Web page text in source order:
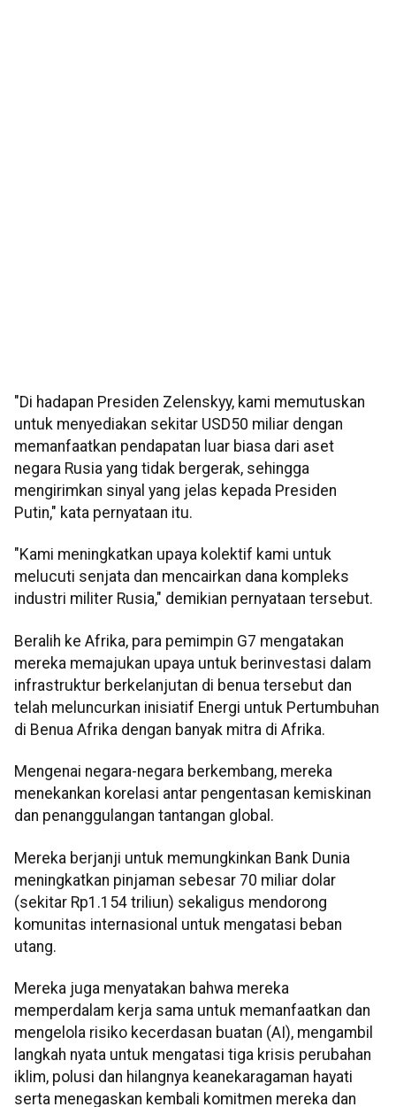
"Di hadapan Presiden Zelenskyy, kami memutuskan
untuk menyediakan sekitar USD50 miliar dengan
memanfaatkan pendapatan luar biasa dari aset
negara Rusia yang tidak bergerak, sehingga
mengirimkan sinyal yang jelas kepada Presiden
Putin," kata pernyataan itu.
"Kami meningkatkan upaya kolektif kami untuk
melucuti senjata dan mencairkan dana kompleks
industri militer Rusia," demikian pernyataan tersebut.
Beralih ke Afrika, para pemimpin G7 mengatakan
mereka memajukan upaya untuk berinvestasi dalam
infrastruktur berkelanjutan di benua tersebut dan
telah meluncurkan inisiatif Energi untuk Pertumbuhan
di Benua Afrika dengan banyak mitra di Afrika.
Mengenai negara-negara berkembang, mereka
menekankan korelasi antar pengentasan kemiskinan
dan penanggulangan tantangan global.
Mereka berjanji untuk memungkinkan Bank Dunia
meningkatkan pinjaman sebesar 70 miliar dolar
(sekitar Rp1.154 triliun) sekaligus mendorong
komunitas internasional untuk mengatasi beban
utang.
Mereka juga menyatakan bahwa mereka
memperdalam kerja sama untuk memanfaatkan dan
mengelola risiko kecerdasan buatan (AI), mengambil
langkah nyata untuk mengatasi tiga krisis perubahan
iklim, polusi dan hilangnya keanekaragaman hayati
serta menegaskan kembali komitmen mereka dan